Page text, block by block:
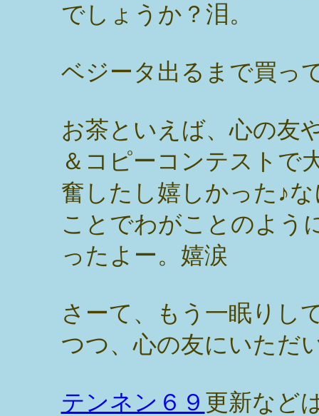
でしょうか？泪。
ベジータ出るまで買っ
お茶といえば、心の友
＆コピーコンテストで
奮したし嬉しかった♪
ことでわがことのよう
ったよー。嬉涙
さーて、もう一眠りし
つつ、心の友にいただ
テンネン６９ 更新など